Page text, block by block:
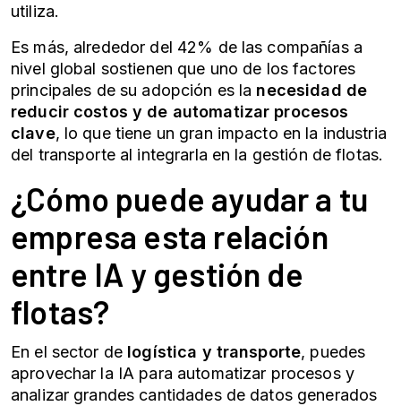
utiliza.
Es más, alrededor del 42% de las compañías a
nivel global sostienen que uno de los factores
principales de su adopción es la necesidad de
reducir costos y de automatizar procesos
clave, lo que tiene un gran impacto en la industria
del transporte al integrarla en la gestión de flotas.
¿Cómo puede ayudar a tu
empresa esta relación
entre IA y gestión de
flotas?
En el sector de logística y transporte, puedes
aprovechar la IA para automatizar procesos y
analizar grandes cantidades de datos generados